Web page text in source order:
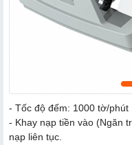
- Tốc độ đếm: 1000 tờ/phút
- Khay nạp tiền vào (Ngăn
nạp liên tục.